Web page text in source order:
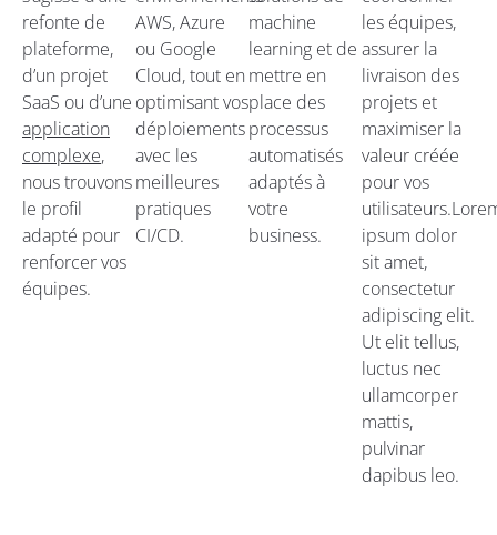
refonte de
plateforme,
d’un projet
SaaS ou d’une
application
complexe,
nous trouvons
le profil
adapté pour
renforcer vos
équipes.
AWS, Azure
ou Google
Cloud, tout en
optimisant vos
déploiements
avec les
meilleures
pratiques
CI/CD.
machine
learning et de
mettre en
place des
processus
automatisés
adaptés à
votre
business.
les équipes,
assurer la
livraison des
projets et
maximiser la
valeur créée
pour vos
ipsum dolor
sit amet,
consectetur
adipiscing elit.
Ut elit tellus,
luctus nec
ullamcorper
mattis,
pulvinar
dapibus leo.